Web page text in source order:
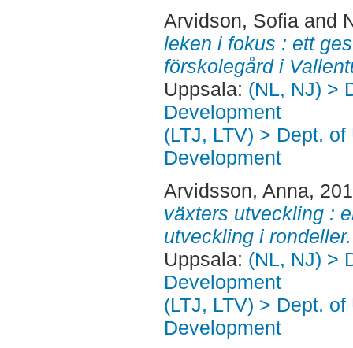
Arvidson, Sofiaand
leken i fokus : ett
förskolegård i
Uppsala: (NL, NJ) >
Development
(LTJ, LTV) > Dept.
Development
Arvidsson, Anna,
växters utveckling :
utveckling i rondeller.
Uppsala: (NL, NJ) >
Development
(LTJ, LTV) > Dept.
Development